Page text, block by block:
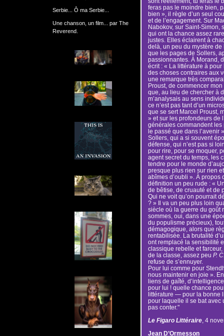
Serbie... Ô ma Serbie...
Une chanson, un film... par The
Reverend.
feras pas le moindre bien,
bien », il règle d’un seul
et de l’engagement. Sur
Nabokov, sur Saint-Simon,
qui ont la chance assez
justes. Elles éclairent à
delà, un peu du mystère de
que les pages de Sollers,
passionnantes. À Morand,
écrit : « La littérature à
des choses contraires aux
une remarque très
Proust, de commencer
que, au lieu de chercher à
m’analysais au sens
ce n’est pas tant d’un
que se sert Marcel Proust,
» et sur les profondeurs de
générales commandent
le passé que dans l’avenir
Sollers, qui a si souvent
défense, qui n’est pas si
pour rire, pour se moquer,
agent secret du temps, les
tendre pour le monde
presque plus rien sur rien
abîmes d’oubli ». À propos
définition un peu rude : «
de bêtise, de cruauté et de
Qui ne voit qu’on pourrait
? » Il va un peu plus loin
siècle où la guerre du goût
sommes, oui, dans une
du populisme précieux),
démagogique, alors que
rentabilisée. La brutalité
ont remplacé la sensibilité
classique rebelle et
de la classe, assez peu P.
refuse de s’ennuyer.
Pour lui comme pour
nous maintenir en joie ».
liens de gaîté,
pour lui ! quelle chance
littérature — pour la bonne
pour laquelle il se bat avec
pas conter."
Le Figaro Littéraire, 4
Jean D’Ormesson